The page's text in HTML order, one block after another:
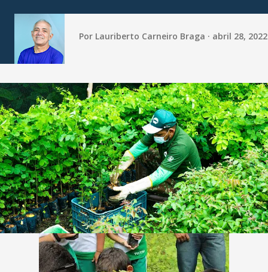
Por Lauriberto Carneiro Braga abril 28, 2022